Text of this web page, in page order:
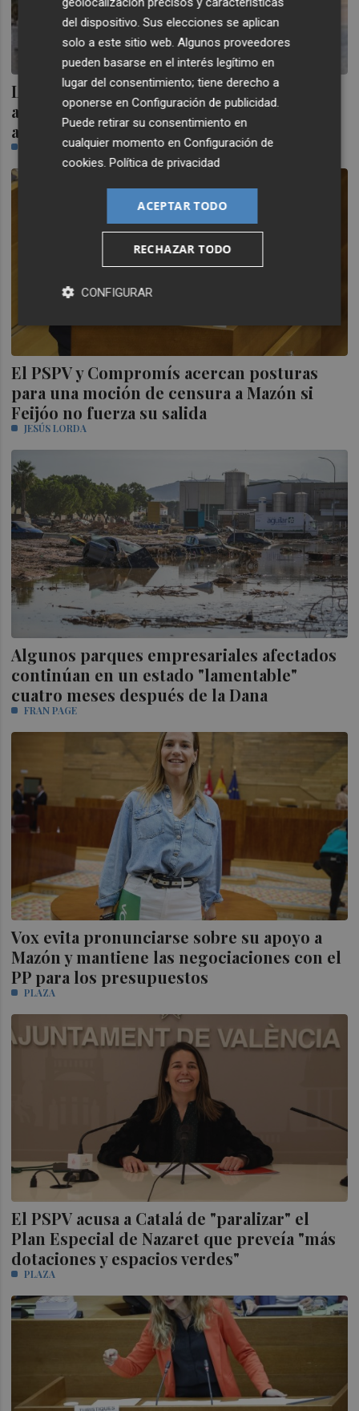
Lola Bolinches, estudiante voluntaria que
ayudó en la Dana: "Todos queríamos
ayudar pero no sabíamos cómo"
El PSPV y Compromís acercan posturas
para una moción de censura a Mazón si
Feijóo no fuerza su salida
JESÚS LORDA
Algunos parques empresariales afectados
continúan en un estado "lamentable"
cuatro meses después de la Dana
FRAN PAGE
Vox evita pronunciarse sobre su apoyo a
Mazón y mantiene las negociaciones con el
PP para los presupuestos
PLAZA
El PSPV acusa a Catalá de "paralizar" el
Plan Especial de Nazaret que preveía "más
dotaciones y espacios verdes"
PLAZA
del dispositivo. Sus elecciones se aplican
solo a este sitio web. Algunos proveedores
pueden basarse en el interés legítimo en
lugar del consentimiento; tiene derecho a
oponerse enConfiguración de publicidad.
Puede retirar su consentimiento en
cualquier momento enConfiguración de
cookies.Política de privacidad
ACEPTAR TODO
RECHAZAR TODO
CONFIGURAR